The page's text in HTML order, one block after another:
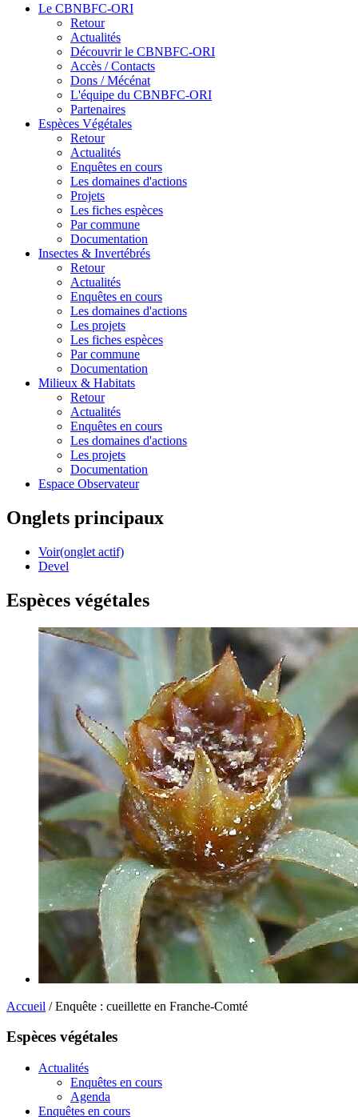
Le CBNBFC-ORI
Retour
Actualités
Découvrir le CBNBFC-ORI
Accès / Contacts
Dons / Mécénat
L'équipe du CBNBFC-ORI
Partenaires
Espèces Végétales
Retour
Actualités
Enquêtes en cours
Les domaines d'actions
Projets
Les fiches espèces
Par commune
Documentation
Insectes & Invertébrés
Retour
Actualités
Enquêtes en cours
Les domaines d'actions
Les projets
Les fiches espèces
Par commune
Documentation
Milieux & Habitats
Retour
Actualités
Enquêtes en cours
Les domaines d'actions
Les projets
Documentation
Espace Observateur
Onglets principaux
Voir(onglet actif)
Devel
Espèces végétales
Accueil / Enquête : cueillette en Franche-Comté
Espèces végétales
Actualités
Enquêtes en cours
Agenda
Enquêtes en cours